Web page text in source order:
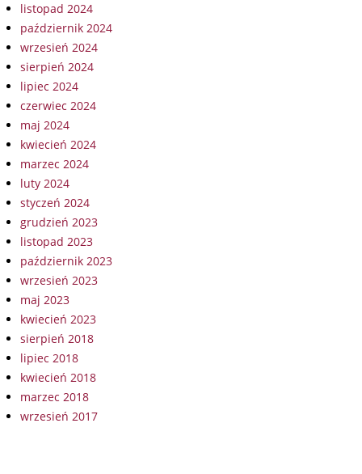
listopad 2024
październik 2024
wrzesień 2024
sierpień 2024
lipiec 2024
czerwiec 2024
maj 2024
kwiecień 2024
marzec 2024
luty 2024
styczeń 2024
grudzień 2023
listopad 2023
październik 2023
wrzesień 2023
maj 2023
kwiecień 2023
sierpień 2018
lipiec 2018
kwiecień 2018
marzec 2018
wrzesień 2017